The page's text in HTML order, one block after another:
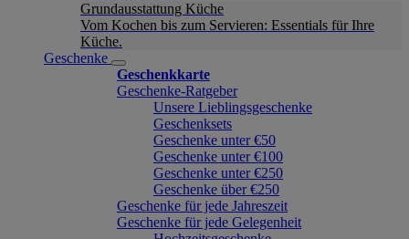
Grundausstattung Küche
Vom Kochen bis zum Servieren: Essentials für Ihre
Küche.
Geschenke
Geschenkkarte
Geschenke-Ratgeber
Unsere Lieblingsgeschenke
Geschenksets
Geschenke unter €50
Geschenke unter €100
Geschenke unter €250
Geschenke über €250
Geschenke für jede Jahreszeit
Geschenke für jede Gelegenheit